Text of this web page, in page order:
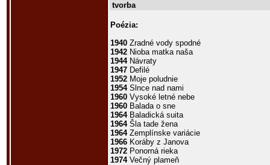
tvorba
Poézia:
1940 Zradné vody spodné
1942 Nioba matka naša
1944Návraty
1947 Defilé
1952 Moje poludnie
1954Slnce nad nami
1960 Vysoké letné nebe
1960 Balada o sne
1964Baladická suita
1964Šla tade žena
1964Zemplínske variácie
1966 Koráby z Janova
1972 Ponorná rieka
1974Večný plameň